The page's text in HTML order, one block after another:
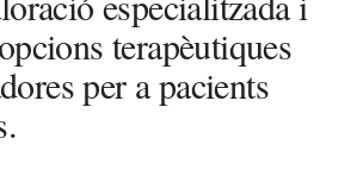
terapèutiques
per a pacients